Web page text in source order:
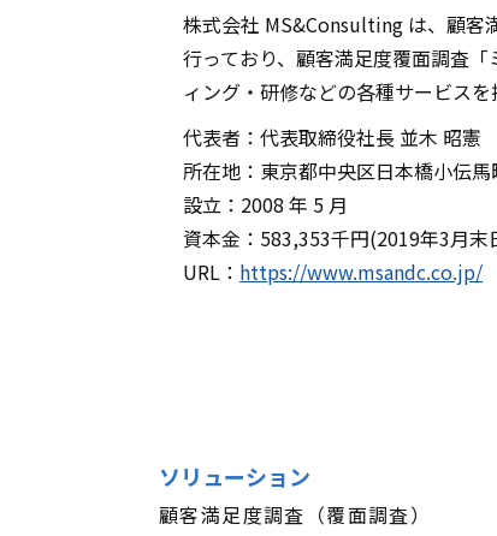
株式会社 MS&Consulting は、顧客
行っており、顧客満足度覆面調査
ィング・研修などの各種サービスを
代表者：代表取締役社長 並木 昭憲
所在地：東京都中央区日本橋小伝
設立：2008 年 5 月
資本金：583,353千円(2019年3月末
URL： https://www.msandc.co.jp/
ソリューション
顧客満足度調査（覆面調査）